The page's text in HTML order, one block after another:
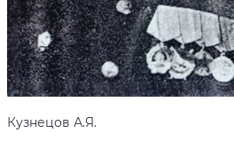
Кузнецов А.Я.